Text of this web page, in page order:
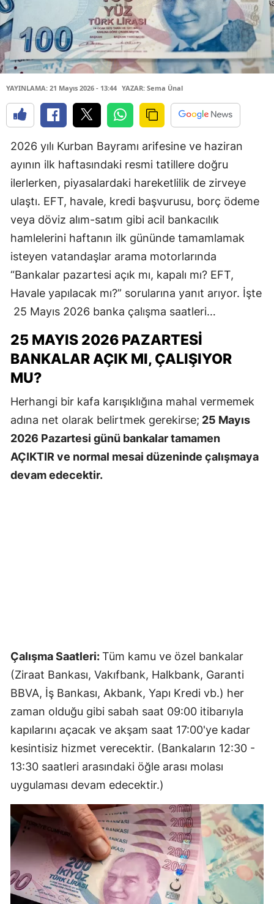
YAYINLAMA: 21 Mayıs 2026 - 13:44 YAZAR: Sema Ünal
2026 yılı Kurban Bayramı arifesine ve haziran
ayının ilk haftasındaki resmi tatillere doğru
ilerlerken, piyasalardaki hareketlilik de zirveye
ulaştı. EFT, havale, kredi başvurusu, borç ödeme
veya döviz alım-satım gibi acil bankacılık
hamlelerini haftanın ilk gününde tamamlamak
isteyen vatandaşlar arama motorlarında
“Bankalar pazartesi açık mı, kapalı mı? EFT,
Havale yapılacak mı?” sorularına yanıt arıyor. İşte
25 Mayıs 2026 banka çalışma saatleri…
25 MAYIS 2026 PAZARTESI
BANKALAR AÇIK MI, ÇALIŞIYOR
MU?
Herhangi bir kafa karışıklığına mahal vermemek
adına net olarak belirtmek gerekirse; 25 Mayıs
2026 Pazartesi günü bankalar tamamen
AÇIKTIR ve normal mesai düzeninde çalışmaya
devam edecektir.
Çalışma Saatleri:Tüm kamu ve özel bankalar
(Ziraat Bankası, Vakıfbank, Halkbank, Garanti
BBVA, İş Bankası, Akbank, Yapı Kredi vb.) her
zaman olduğu gibi sabah saat 09:00 itibarıyla
kapılarını açacak ve akşam saat 17:00'ye kadar
kesintisiz hizmet verecektir. (Bankaların 12:30 -
13:30 saatleri arasındaki öğle arası molası
uygulaması devam edecektir.)